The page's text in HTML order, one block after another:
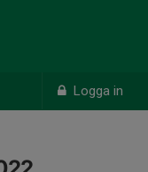
Logga in